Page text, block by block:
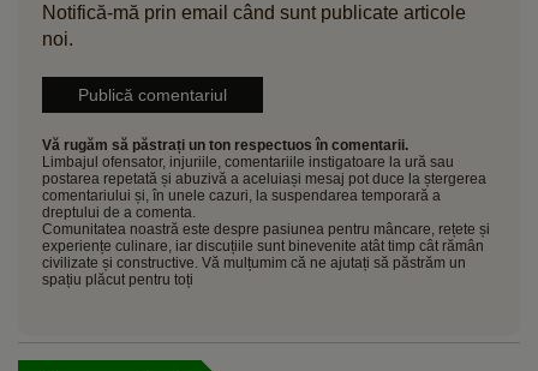
Notifică-mă prin email când sunt publicate articole
noi.
Vă rugăm să păstrați un ton respectuos în comentarii.
Limbajul ofensator, injuriile, comentariile instigatoare la ură sau
postarea repetată și abuzivă a aceluiași mesaj pot duce la ștergerea
comentariului și, în unele cazuri, la suspendarea temporară a
dreptului de a comenta.
Comunitatea noastră este despre pasiunea pentru mâncare, rețete și
experiențe culinare, iar discuțiile sunt binevenite atât timp cât rămân
civilizate și constructive. Vă mulțumim că ne ajutați să păstrăm un
spațiu plăcut pentru toți